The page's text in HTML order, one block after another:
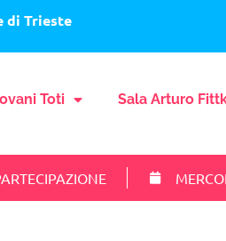
di Trieste
Toti Sala Arturo